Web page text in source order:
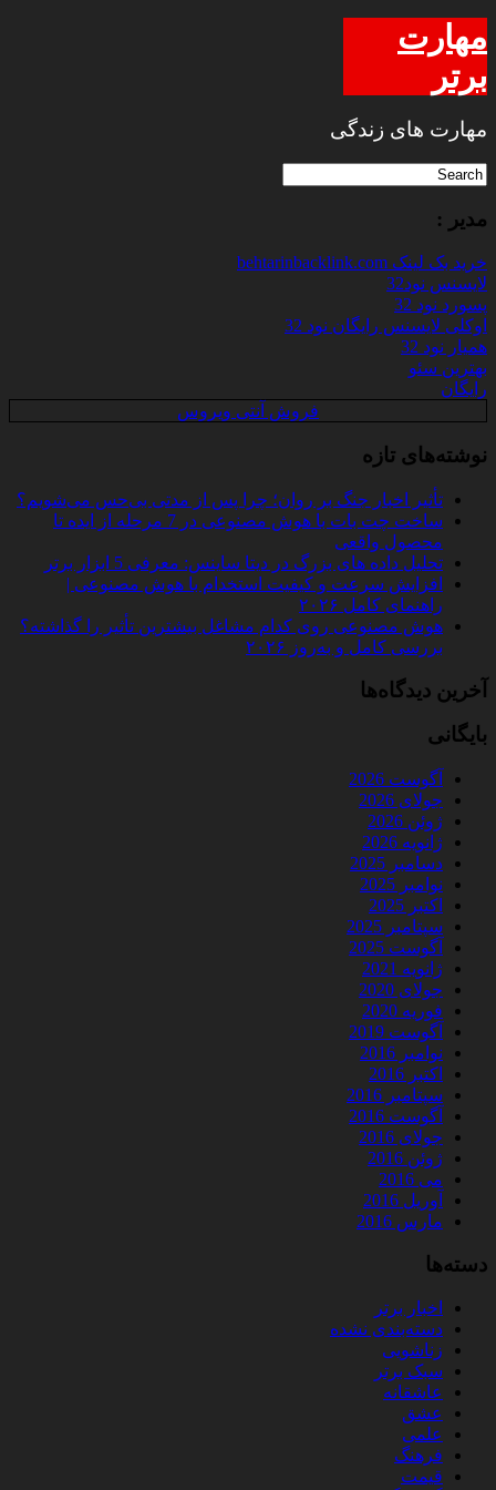
مهارت
برتر
مهارت های زندگی
مدیر :
خرید بک لینک behtarinbacklink.com
لایسنس نود32
پسورد نود 32
اوکلی لایسنس رایگان نود 32
همیار نود 32
بهترین سئو
رایگان
فروش آنتی ویروس
نوشته‌های تازه
تأثیر اخبار جنگ بر روان؛ چرا پس از مدتی بی‌حس می‌شویم؟
ساخت چت‌ بات با هوش مصنوعی در 7 مرحله از ایده تا
محصول واقعی
تحلیل داده‌ های بزرگ در دیتا ساینس: معرفی 5 ابزار برتر
افزایش سرعت و کیفیت استخدام با هوش مصنوعی |
راهنمای کامل ۲۰۲۶
هوش مصنوعی روی کدام مشاغل بیشترین تأثیر را گذاشته؟
بررسی کامل و به‌روز ۲۰۲۶
آخرین دیدگاه‌ها
بایگانی
آگوست 2026
جولای 2026
ژوئن 2026
ژانویه 2026
دسامبر 2025
نوامبر 2025
اکتبر 2025
سپتامبر 2025
آگوست 2025
ژانویه 2021
جولای 2020
فوریه 2020
آگوست 2019
نوامبر 2016
اکتبر 2016
سپتامبر 2016
آگوست 2016
جولای 2016
ژوئن 2016
می 2016
آوریل 2016
مارس 2016
دسته‌ها
اخبار برتر
دسته‌بندی نشده
زناشویی
سبک برتر
عاشقانه
عشق
علمی
فرهنگ
قیمت